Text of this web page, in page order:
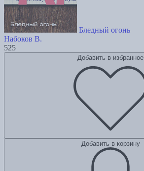
Бледный огонь
Набоков В.
525
Добавить в избранное
Добавить в корзину